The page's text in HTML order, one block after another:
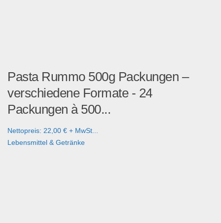
Pasta Rummo 500g Packungen –
verschiedene Formate - 24
Packungen à 500...
Nettopreis: 22,00 € + MwSt...
Lebensmittel & Getränke